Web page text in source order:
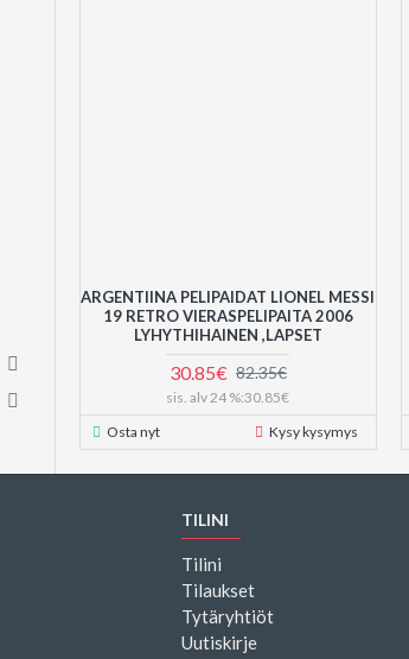
ARGENTIINA PELIPAIDAT LIONEL MESSI
19 RETRO VIERASPELIPAITA 2006
LYHYTHIHAINEN ,LAPSET
30.85€ 82.35€
sis. alv 24 %:30.85€
Osta nyt
Kysy kysymys
TILINI
Tilini
Tilaukset
Tytäryhtiöt
Uutiskirje